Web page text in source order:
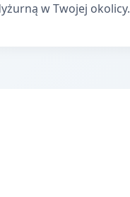
w Twojej okolicy.